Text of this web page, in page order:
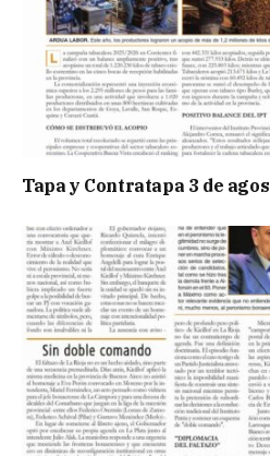
Tapa y Contratapa 3 de